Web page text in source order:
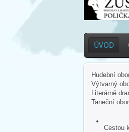
ÚVOD
Hudební
Výtvarný
Literárně
Taneční obor
Cestou